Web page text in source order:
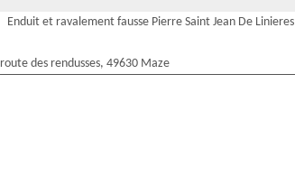
Enduit et ravalement fausse Pierre Saint Jean De Linieres
route des rendusses, 49630 Maze